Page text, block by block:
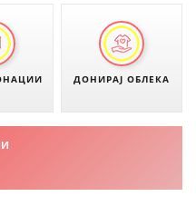
ЗА БАРАЊЕ
ДОНИРАЈ ОБЛЕКА